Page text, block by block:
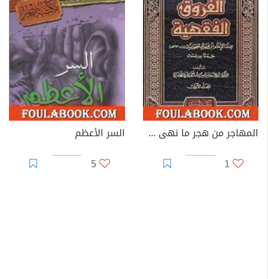
المهاجر من هجر ما نهى الله عنه
1
السر الأعظم
5